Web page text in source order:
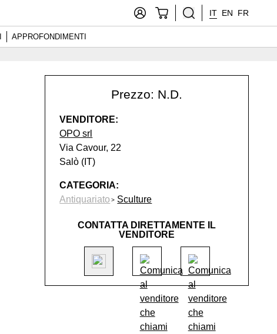
IT EN FR
APPROFONDIMENTI
Prezzo: N.D.
VENDITORE:
OPO srl
Via Cavour, 22
Salò (IT)
CATEGORIA:
Antiquariato
Sculture
CONTATTA DIRETTAMENTE IL
VENDITORE